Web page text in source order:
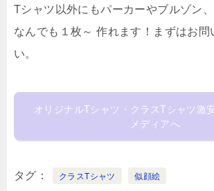
Tシャツ以外にもパーカーやブルゾン
なんでも１枚～ 作れます！まずはお問
い。
オリジナルTシャツ・クラスTシャツ激
メディアへ
タグ クラスTシャツ 似顔絵